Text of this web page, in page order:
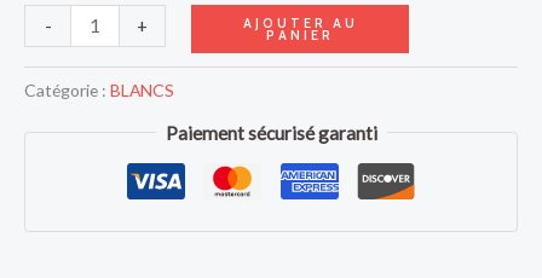
- + AJOUTER AU
PANIER
Catégorie : BLANCS
Paiement sécurisé garanti